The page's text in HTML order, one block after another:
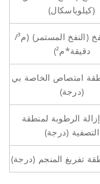
(كيلوباسكال)
حجم النفخ (النفخ المستمر) (م³/
دقيقة*م²)
امتصاص الخاصة بي
(درجة)
الرطوبة لمنطقة
التصفية (درجة)
تفريغ المنجم (درجة)